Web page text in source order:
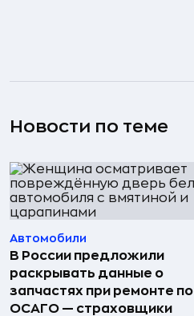
Новости по теме
Автомобили
В России предложили
раскрывать данные о
запчастях при ремонте по
ОСАГО — страховщики